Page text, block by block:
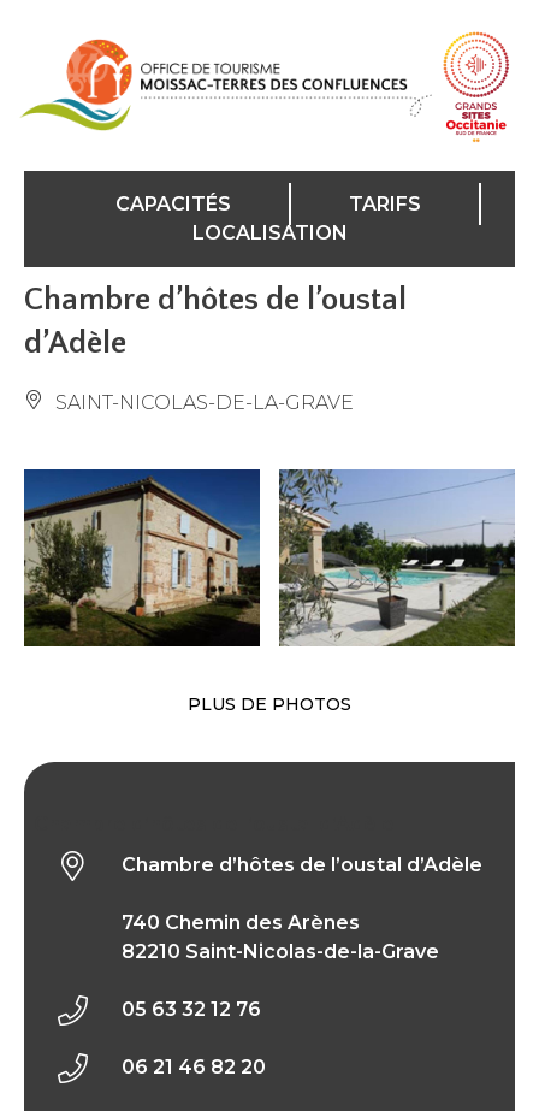
CAPACITÉS
TARIFS
LOCALISATION
Chambre d’hôtes de l’oustal
d’Adèle
SAINT-NICOLAS-DE-LA-GRAVE
PLUS DE PHOTOS
Chambre d’hôtes de l’oustal d’Adèle
740 Chemin des Arènes
82210 Saint-Nicolas-de-la-Grave
05 63 32 12 76
06 21 46 82 20